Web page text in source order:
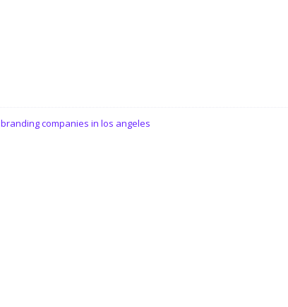
branding companies in los angeles